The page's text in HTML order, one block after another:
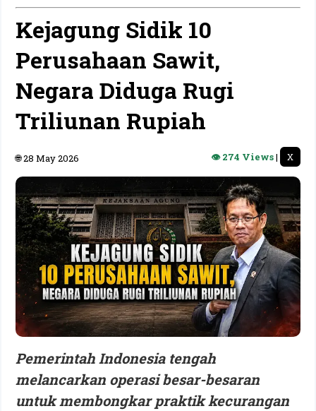
Kejagung Sidik 10
Perusahaan Sawit,
Negara Diduga Rugi
Triliunan Rupiah
🌐 28 May 2026 👁 274 Views| X
Pemerintah Indonesia tengah
melancarkan operasi besar-besaran
untuk membongkar praktik kecurangan